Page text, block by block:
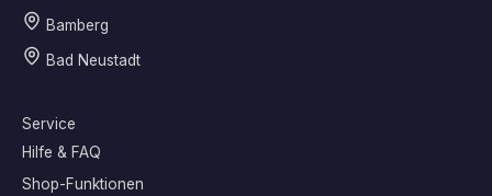
Bamberg
Bad Neustadt
Service
Hilfe & FAQ
Shop-Funktionen